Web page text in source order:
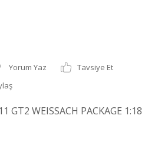
Yorum Yaz
Tavsiye Et
GT2 WEISSACH PACKAGE 1:18